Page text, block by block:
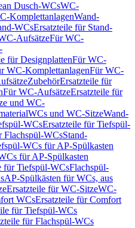
Dusch-WCsWC-
KomplettanlagenWand-
WCsErsatzteile für Stand-
AufsätzeFür WC-
für DesignplattenFür WC-
WC-KomplettanlagenFür WC-
ZubehörErsatzteile für
Für WC-AufsätzeErsatzteile für
und WC-
WCs und WC-SitzeWand-
WCsErsatzteile für Tiefspül-
Flachspül-WCsStand-
WCs für AP-Spülkasten
für AP-Spülkasten
für Tiefspül-WCsFlachspül-
AP-Spülkästen für WCs, aus
Ersatzteile für WC-SitzeWC-
WCsErsatzteile für Comfort
für Tiefspül-WCs
für Flachspül-WCs